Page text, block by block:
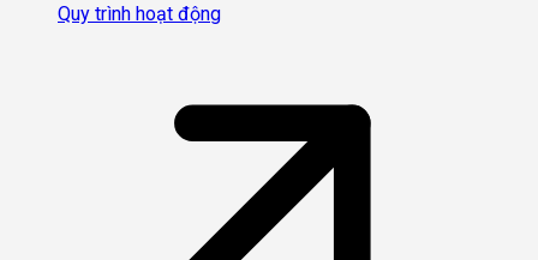
Quy trình hoạt động